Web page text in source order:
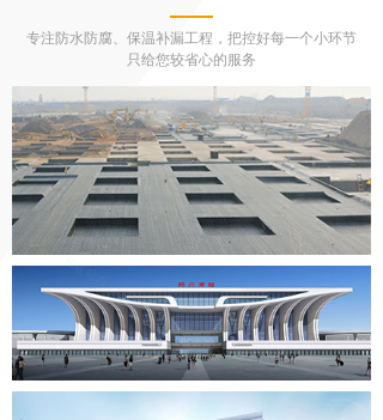
专注防水防腐、保温补漏工程，把控好每一个小环节
只给您较省心的服务